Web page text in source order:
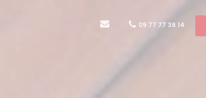
09 77 77 36 14